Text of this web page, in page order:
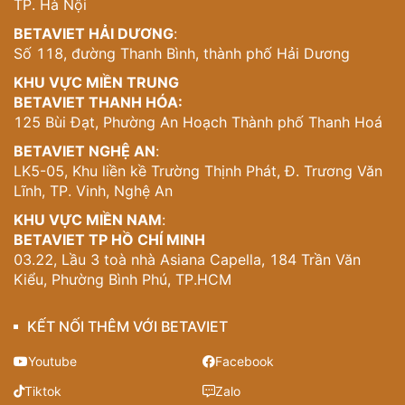
ánh sáng tự nhiên, khiến cho không gian trở nên thông
thoáng và rộng rãi hơn. Đặc biệt, trong
tân cổ điển bên trong, tinh thần cột trụ này được tiếp tục
thể hiện qua các chi tiết trang trí và bố cục không gian.
Chi Tiết Trang Trí Và Vật Liệu Cao Cấp
Từ những hoa văn chạm khắc trên mặt tiền đến texture
đá tự nhiên ở chân cột, mỗi chi tiết của biệt thự đều được
chăm chút kỹ lưỡng. Gam màu trắng chủ đạo kết hợp với
điểm nhấn từ khung cửa sổ màu nâu gỗ tự nhiên, tạo nên
sự tương phản hài hòa và sang trọng.
Vật liệu được lựa chọn không chỉ vì tính thẩm mỹ mà còn
phù hợp với khí hậu ven biển Nha Trang. Đá ốp chân
tường có khả năng chống ăn mòn muối biển, trong khi
động của nắng và gió.
Không Gian Sống Đẳng Cấp Hiện Đại
Bước vào bên trong, không gian nội thất của biệt thự
TP. Hà Nội
BETAVIET HẢI DƯƠNG:
Số 118, đường Thanh Bình, thành phố Hải Dương
KHU VỰC MIỀN TRUNG
BETAVIET THANH HÓA:
125 Bùi Đạt, Phường An Hoạch Thành phố Thanh Hoá
BETAVIET NGHỆ AN:
LK5-05, Khu liền kề Trường Thịnh Phát, Đ. Trương Văn
Lĩnh, TP. Vinh, Nghệ An
KHU VỰC MIỀN NAM:
BETAVIET TP HỒ CHÍ MINH
03.22, Lầu 3 toà nhà Asiana Capella, 184 Trần Văn
Kiểu, Phường Bình Phú, TP.HCM
KẾT NỐI THÊM VỚI BETAVIET
Youtube
Facebook
Tiktok
Zalo